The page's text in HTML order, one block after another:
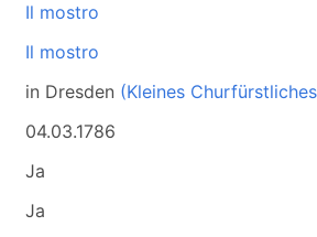
Il mostro
Il mostro
in Dresden (Kleines
04.03.1786
Ja
Ja